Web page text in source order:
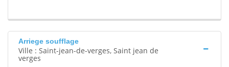
Arriege soufflage
Ville : Saint-jean-de-verges, Saint jean de
verges